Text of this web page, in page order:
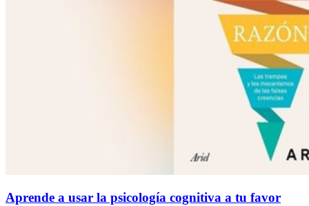
Aprende a usar la psicología cognitiva a tu favor